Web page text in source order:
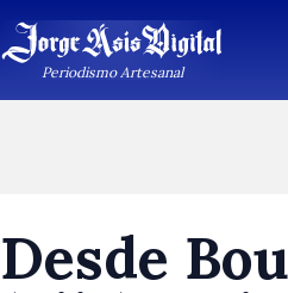
Periodismo Artesanal
Desde